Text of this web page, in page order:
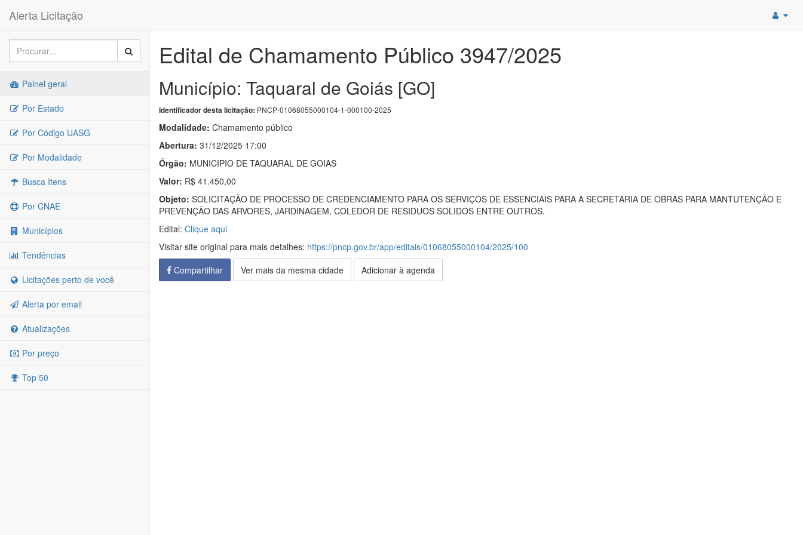
Alerta Licitação
Painel geral
Por Estado
Por Código UASG
Por Modalidade
Busca Itens
Por CNAE
Municípios
Tendências
Licitações perto de você
Alerta por email
Atualizações
Por preço
Top 50
Edital de Chamamento Público 3947/2025
Município: Taquaral de Goiás [GO]
Identificador desta licitação: PNCP-01068055000104-1-000100-2025
Modalidade: Chamamento público
Abertura: 31/12/2025 17:00
Órgão: MUNICIPIO DE TAQUARAL DE GOIAS
Valor: R$ 41.450,00
Objeto: SOLICITAÇÃO DE PROCESSO DE CREDENCIAMENTO PARA OS SERVIÇOS DE ESSENCIAIS PARA A SECRETARIA DE OBRAS PARA MANTUTENÇÃO E
PREVENÇÃO DAS ARVORES, JARDINAGEM, COLEDOR DE RESIDUOS SOLIDOS ENTRE OUTROS.
Edital: Clique aqui
Visitar site original para mais detalhes: https://pncp.gov.br/app/editais/01068055000104/2025/100
Compartilhar
Ver mais da mesma cidade Adicionar à agenda